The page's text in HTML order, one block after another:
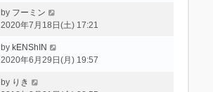
by フーミン
2020年7月18日(土) 17:21
by kENShIN
2020年6月29日(月) 19:57
by りき